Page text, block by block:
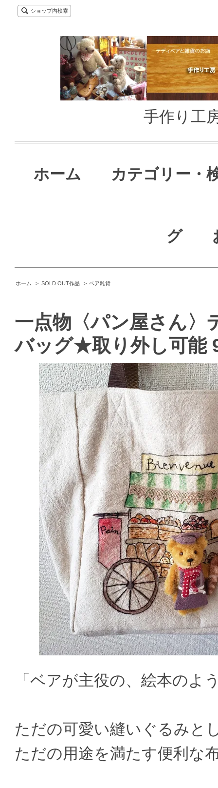
ショップ内検索
手作り工
ホーム カテゴリー・
グ
ホーム > SOLD OUT作品 > ベア雑貨
一点物〈パン屋さん〉
バッグ★取り外し可能
「ベアが主役の、絵本のよ
ただの可愛い縫いぐるみと
ただの用途を満たす便利な